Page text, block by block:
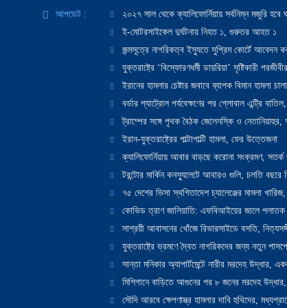
আপডেট :
২০২৭ সাল থেকে ক্যালিফোর্নিয়ায় সর্বনিম্ন মজুরি
ই-মোটরসাইকেল দুর্ঘটনায় নিহত ১, গুরুতর আহত ১
জন্মসূত্রে নাগরিকত্ব ইস্যুতে সুপ্রিম কোর্টে আবেদন
যুক্তরাষ্ট্রে ‘বিস্ফোরণধর্মী ডায়রিয়া’ সৃষ্টিকারী
ইরানের হামলার চেষ্টার জবাবে ব্যাপক বিমান হামলা
বর্ডার প্যাট্রোল পর্যবেক্ষণের পর গ্লোবাল এন্ট্রি
ট্রাম্পের সঙ্গে পৃথক বৈঠক জেলেনস্কি ও
ইরান-যুক্তরাষ্ট্রের পাল্টাপাল্টি হামলা, ফের উত্তেজনা
ক্যালিফোর্নিয়ায় আবার বাড়ছে করোনা সংক্রমণ, সতর্ক
টরন্টোর মার্কিন কনস্যুলেটে আবারও গুলি, চলতি বছরে
৭৫ দেশের ভিসা স্থগিতাদেশ চ্যালেঞ্জের মামলা
কোভিড ত্রাণ জালিয়াতি: এফবিআইয়ের জালে পলাতক
সাশ্রয়ী আবাসনের খোঁজে রিভারসাইডে বসতি,
যুক্তরাষ্ট্রে ভ্রমণে দ্বৈত নাগরিকদের জন্য নতুন
সান্তা মনিকার অ্যাপার্টমেন্টে নারীর মরদেহ উদ্ধার,
মিশিগানে বাড়িতে আগুনের পর ৮ জনের মরদেহ
সৌদি আরবে ক্ষেপণাস্ত্র হামলার দাবি হুথিদের,